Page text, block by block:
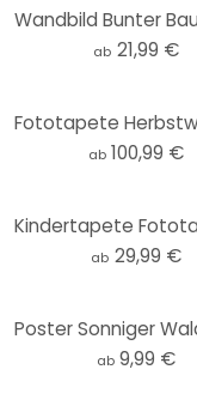
ab 21,99 €
ab 100,99 €
ab 29,99 €
ab 9,99 €